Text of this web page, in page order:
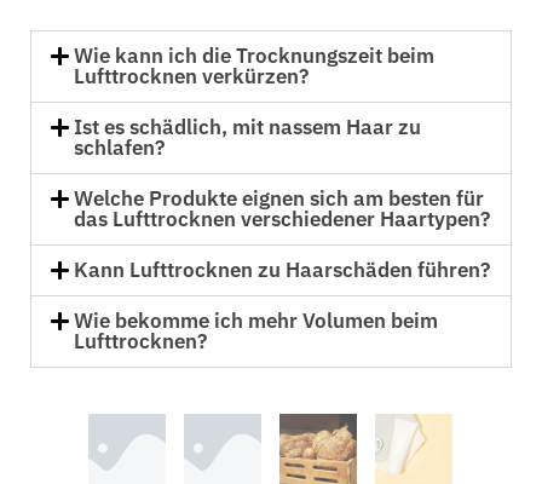
Wie kann ich die Trocknungszeit beim
Lufttrocknen verkürzen?
Ist es schädlich, mit nassem Haar zu
schlafen?
Welche Produkte eignen sich am besten für
das Lufttrocknen verschiedener Haartypen?
Kann Lufttrocknen zu Haarschäden führen?
Wie bekomme ich mehr Volumen beim
Lufttrocknen?